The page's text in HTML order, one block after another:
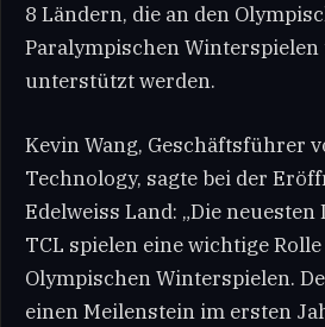
8 Ländern, die an den
Paralympischen
unterstützt werden.
Kevin Wang, Geschäftsführer
Technology, sagte bei der
Edelweiss Land: „Die
TCL spielen eine wichtige
Olympischen Winterspielen.
einen Meilenstein im ersten